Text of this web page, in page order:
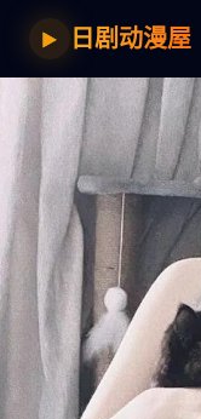
▶ 日剧动漫屋